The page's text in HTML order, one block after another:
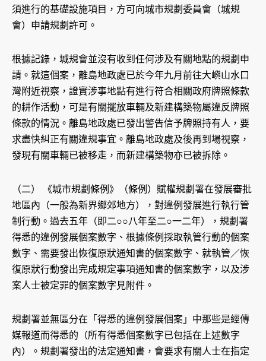
須進行的基礎設施項目，方可向城市規劃委員會（城規
會）申請規劃許可。
根據記錄，城規會並沒有收到任何涉及有關地點的規劃申
請。就這個案，離島地政處已於今年九月前往大嶼山水口
灣附近視察，證實涉事地點有進行符合相關政府牌照條款
的耕作活動，可是有關擺放車輛及新建構築物屬違反牌照
條款的情況。離島地政處已發出警告信予牌照持有人，要
求盡快糾正有關違規事宜。離島地政處及後再到場視察，
發現有關車輛已被移走，而新建構築物亦已被拆除。
（二） 《城市規劃條例》（條例）賦權規劃署在發展審批
地區內（一般為新界鄉郊地方），對違例發展進行執行管
制行動。過去五年（即二○○八年至二○一二年），規劃署
得悉的違例發展個案數字、根據條例採取執管行動的個案
數字、需要發出恢復原狀通知書的個案數字、就執管／恢
復原狀行動發出完成規定事項通知書的個案數字，以及涉
案人士被定罪的個案數字見附件。
規劃署並無區分在「得悉的違例發展個案」中那些是經傳
媒報道而得悉的（所有得悉個案數字已包括在上述數字
內）。規劃署發出的法定通知書，會要求有關人士在指定